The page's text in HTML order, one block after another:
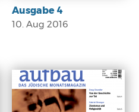
Ausgabe 4
10. Aug 2016